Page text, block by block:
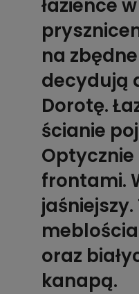
łazience
na
decydują
Dorotę.
ścianie
frontami.
oraz
kanapą.